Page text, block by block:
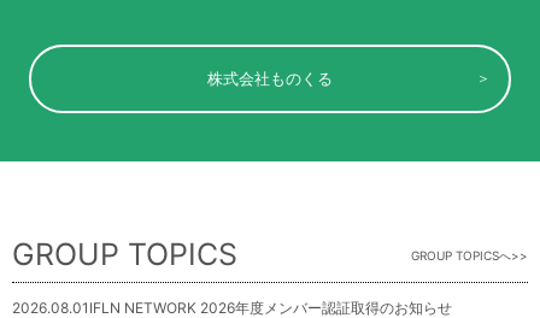
株式会社ものくる
GROUP TOPICS GROUP TOPICSへ
2026.08.01 IFLN NETWORK 2026年度メンバー認証取得のお知らせ